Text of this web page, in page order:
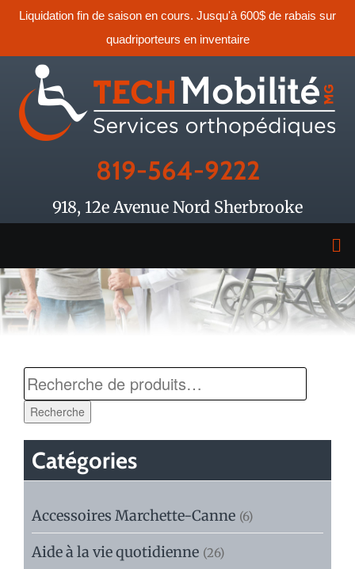
Liquidation fin de saison en cours. Jusqu'à 600$ de rabais sur
quadriporteurs en inventaire
819-564-9222
918, 12e Avenue Nord Sherbrooke
Recherche
Catégories
Accessoires Marchette-Canne (6)
Aide à la vie quotidienne (26)